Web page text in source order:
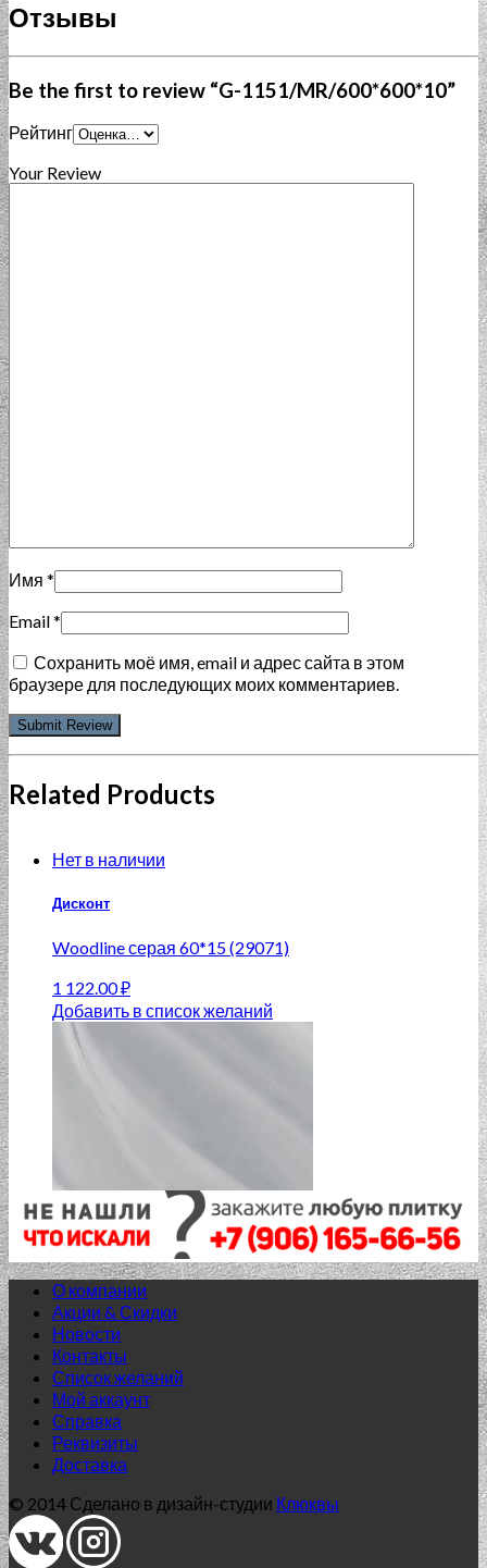
Отзывы
Be the first to review “G-1151/MR/600*600*10”
Рейтинг
Your Review
Имя *
Email*
Сохранить моё имя, email и адрес сайта в этом
браузере для последующих моих комментариев.
Related Products
Нет в наличии
Дисконт
Woodline серая 60*15 (29071)
1 122.00₽
Добавить в список желаний
Нет в наличии
О компании
Акции & Скидки
Новости
Контакты
Список желаний
Мой аккаунт
Справка
Реквизиты
Доставка
© 2014 Сделано в дизайн-студии Клюквы